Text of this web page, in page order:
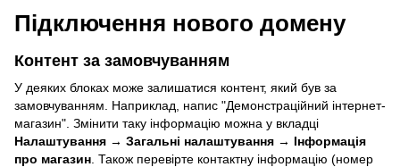
Підключення нового домену
Контент за замовчуванням
У деяких блоках може залишатися контент, який був за
замовчуванням. Наприклад, напис "Демонстраційний інтернет-
магазин". Змінити таку інформацію можна у вкладці
Налаштування → Загальні налаштування → Інформація
про магазин . Також перевірте контактну інформацію (номер